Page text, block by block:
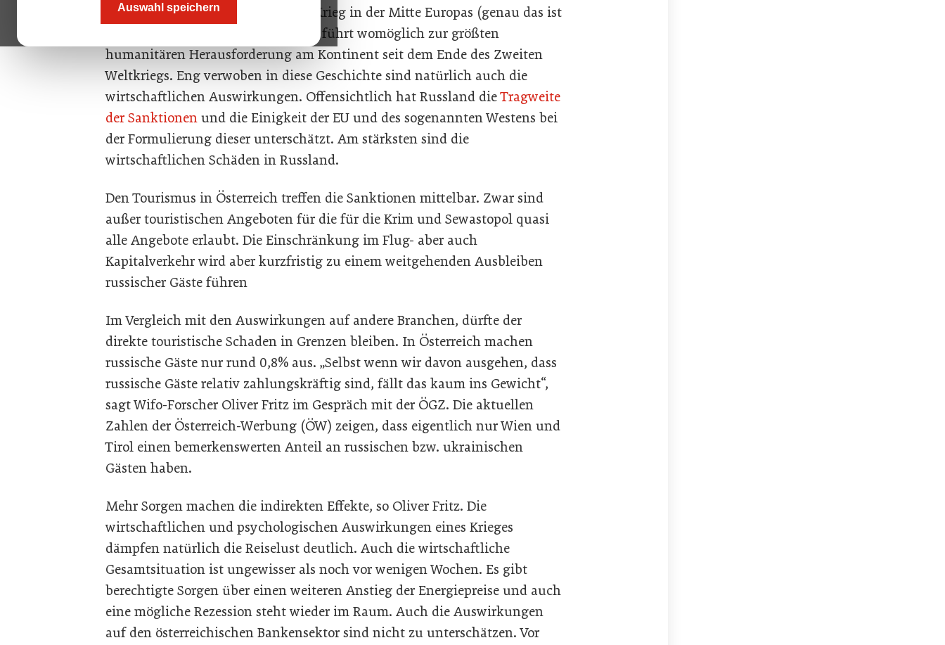
Auswahl speichern
Zuerst zählt das Menschliche. Der Krieg in der Mitte Europas (genau das ist
die Ukraine geografisch betrachtet) führt womöglich zur größten
humanitären Herausforderung am Kontinent seit dem Ende des Zweiten
Weltkriegs. Eng verwoben in diese Geschichte sind natürlich auch die
wirtschaftlichen Auswirkungen. Offensichtlich hat Russland dieTragweite
der Sanktionen und die Einigkeit der EU und des sogenannten Westens bei
der Formulierung dieser unterschätzt. Am stärksten sind die
wirtschaftlichen Schäden in Russland.
Den Tourismus in Österreich treffen die Sanktionen mittelbar. Zwar sind
außer touristischen Angeboten für die für die Krim und Sewastopol quasi
alle Angebote erlaubt. Die Einschränkung im Flug- aber auch
Kapitalverkehr wird aber kurzfristig zu einem weitgehenden Ausbleiben
russischer Gäste führen
Im Vergleich mit den Auswirkungen auf andere Branchen, dürfte der
direkte touristische Schaden in Grenzen bleiben. In Österreich machen
russische Gäste nur rund 0,8% aus. „Selbst wenn wir davon ausgehen, dass
russische Gäste relativ zahlungskräftig sind, fällt das kaum ins Gewicht“,
sagt Wifo-Forscher Oliver Fritz im Gespräch mit der ÖGZ. Die aktuellen
Zahlen der Österreich-Werbung (ÖW) zeigen, dass eigentlich nur Wien und
Tirol einen bemerkenswerten Anteil an russischen bzw. ukrainischen
Gästen haben.
Mehr Sorgen machen die indirekten Effekte, so Oliver Fritz. Die
wirtschaftlichen und psychologischen Auswirkungen eines Krieges
dämpfen natürlich die Reiselust deutlich. Auch die wirtschaftliche
Gesamtsituation ist ungewisser als noch vor wenigen Wochen. Es gibt
berechtigte Sorgen über einen weiteren Anstieg der Energiepreise und auch
eine mögliche Rezession steht wieder im Raum. Auch die Auswirkungen
auf den österreichischen Bankensektor sind nicht zu unterschätzen. Vor